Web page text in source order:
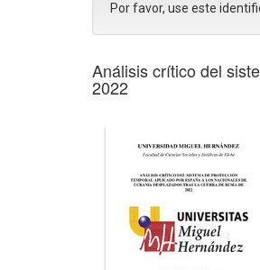
Por favor, use este
Análisis crítico del
2022